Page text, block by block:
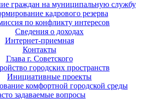
граждан на муниципальную службу
кадрового резерва
по конфликту интересов
Сведения о доходах
Интернет-приемная
Контакты
Глава г. Советского
городских пространств
Инициативные проекты
комфортной городской среды
задаваемые вопросы